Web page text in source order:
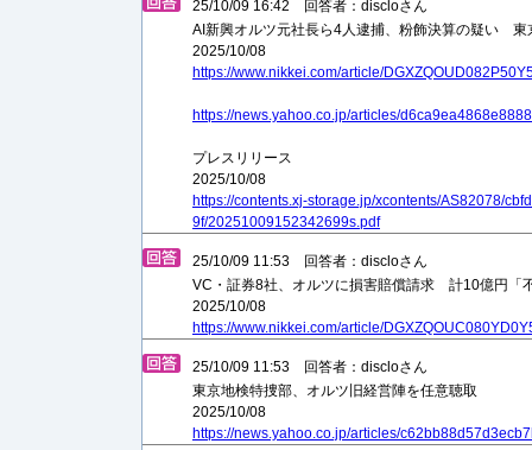
25/10/09 16:42 回答者：discloさん
AI新興オルツ元社長ら4人逮捕、粉飾決算の疑い 東
2025/10/08
https://www.nikkei.com/article/
https://news.yahoo.co.jp/articles/
プレスリリース
2025/10/08
https://contents.xj-storage.jp/xcontents/AS82078/
9f/20251009152342699s.pdf
25/10/09 11:53 回答者：discloさん
VC・証券8社、オルツに損害賠償請求 計10億円「
2025/10/08
https://www.nikkei.com/article/
25/10/09 11:53 回答者：discloさん
東京地検特捜部、オルツ旧経営陣を任意聴取
2025/10/08
https://news.yahoo.co.jp/articles/